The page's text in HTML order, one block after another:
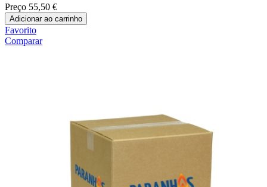
Preço 55,50 €
Adicionar ao carrinho
Favorito
Comparar